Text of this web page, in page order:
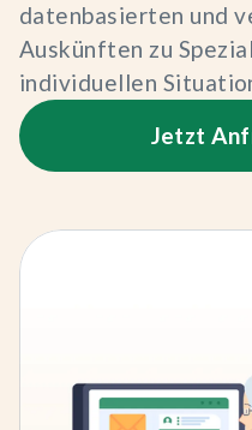
datenbasierten und
Auskünften zu
individuellen
Jetzt